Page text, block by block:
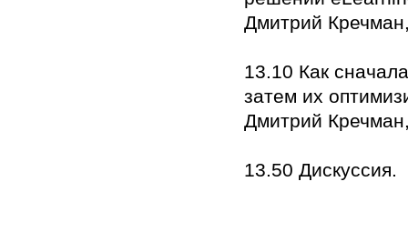
Дмитрий
13.10 Как
затем их
Дмитрий
13.50 Дискуссия.